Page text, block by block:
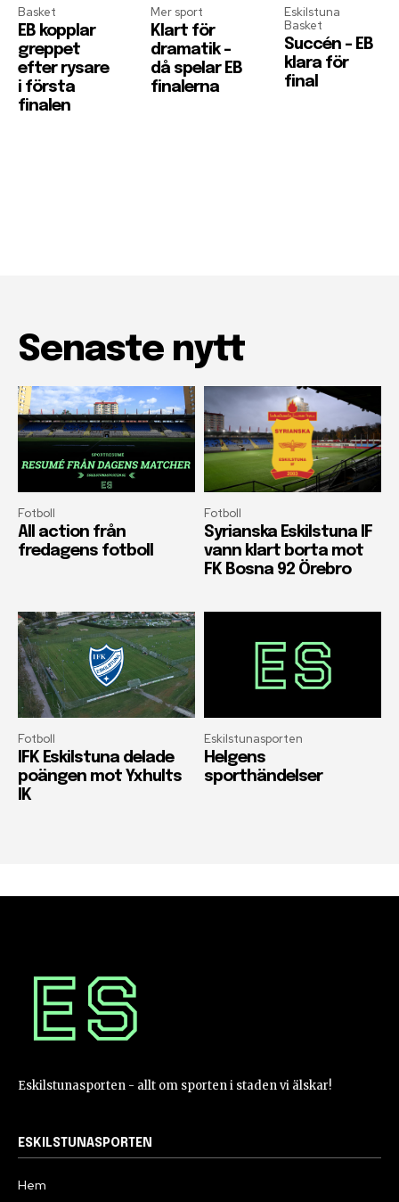
Basket
EB kopplar
greppet
efter rysare
i första
finalen
Mer sport
Klart för
dramatik –
då spelar EB
finalerna
Eskilstuna
Basket
Succén – EB
klara för
final
Senaste nytt
Fotboll
All action från
fredagens fotboll
Fotboll
Syrianska Eskilstuna IF
vann klart borta mot
FK Bosna 92 Örebro
Fotboll
IFK Eskilstuna delade
poängen mot Yxhults
IK
Eskilstunasporten
Helgens
sporthändelser
Eskilstunasporten - allt om sporten i staden vi älskar!
ESKILSTUNASPORTEN
Hem